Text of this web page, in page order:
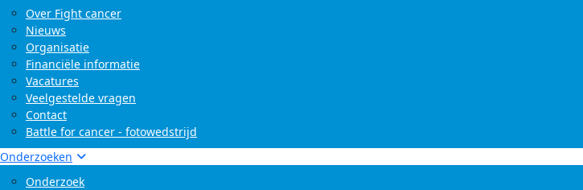
Over Fight cancer
Nieuws
Organisatie
Financiële informatie
Vacatures
Veelgestelde vragen
Contact
Battle for cancer - fotowedstrijd
Onderzoeken
Onderzoek